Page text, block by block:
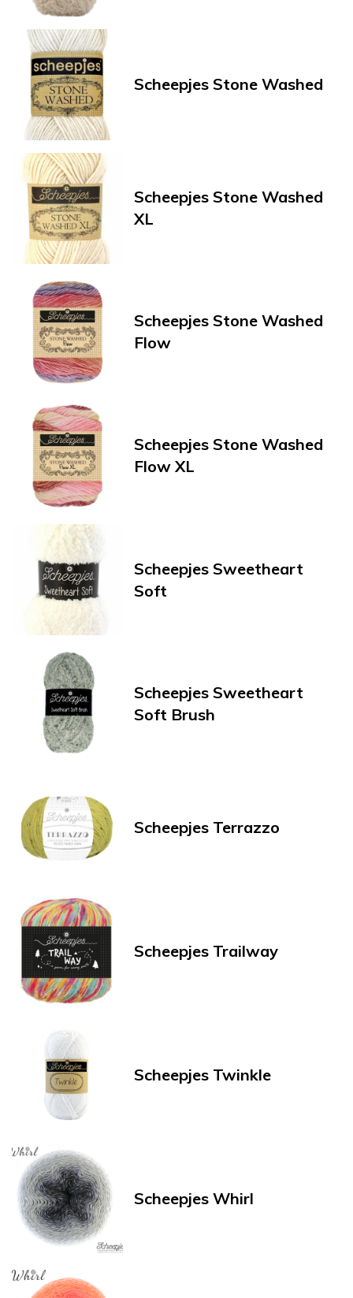
Scheepjes Stone Washed
Scheepjes Stone Washed
XL
Scheepjes Stone Washed
Flow
Scheepjes Stone Washed
Flow XL
Scheepjes Sweetheart
Soft
Scheepjes Sweetheart
Soft Brush
Scheepjes Terrazzo
Scheepjes Trailway
Scheepjes Twinkle
Scheepjes Whirl